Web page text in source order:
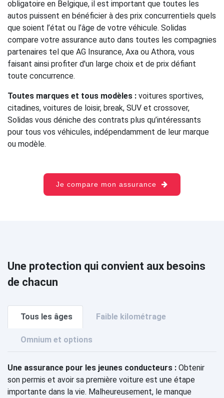
obligatoire en Belgique, il est important que toutes les
autos puissent en bénéficier à des prix concurrentiels quels
que soient l’état ou l’âge de votre véhicule. Solidas
compare votre assurance auto dans toutes les compagnies
partenaires tel que AG Insurance, Axa ou Athora, vous
faisant ainsi profiter d'un large choix et de prix défiant
toute concurrence.
Toutes marques et tous modèles : voitures sportives,
citadines, voitures de loisir, break, SUV et crossover,
Solidas vous déniche des contrats plus qu’intéressants
pour tous vos véhicules, indépendamment de leur marque
ou modèle.
Je compare mon assurance
Une protection qui convient aux besoins
de chacun
Tous les âges Faible kilométrage
Omnium et options
Une assurance pour les jeunes conducteurs : Obtenir
son permis et avoir sa première voiture est une étape
importante dans la vie. Malheureusement, le manque